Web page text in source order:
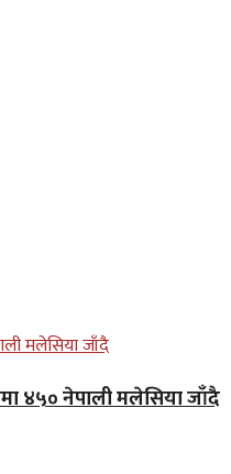
४५० नेपाली मलेसिया जाँदै